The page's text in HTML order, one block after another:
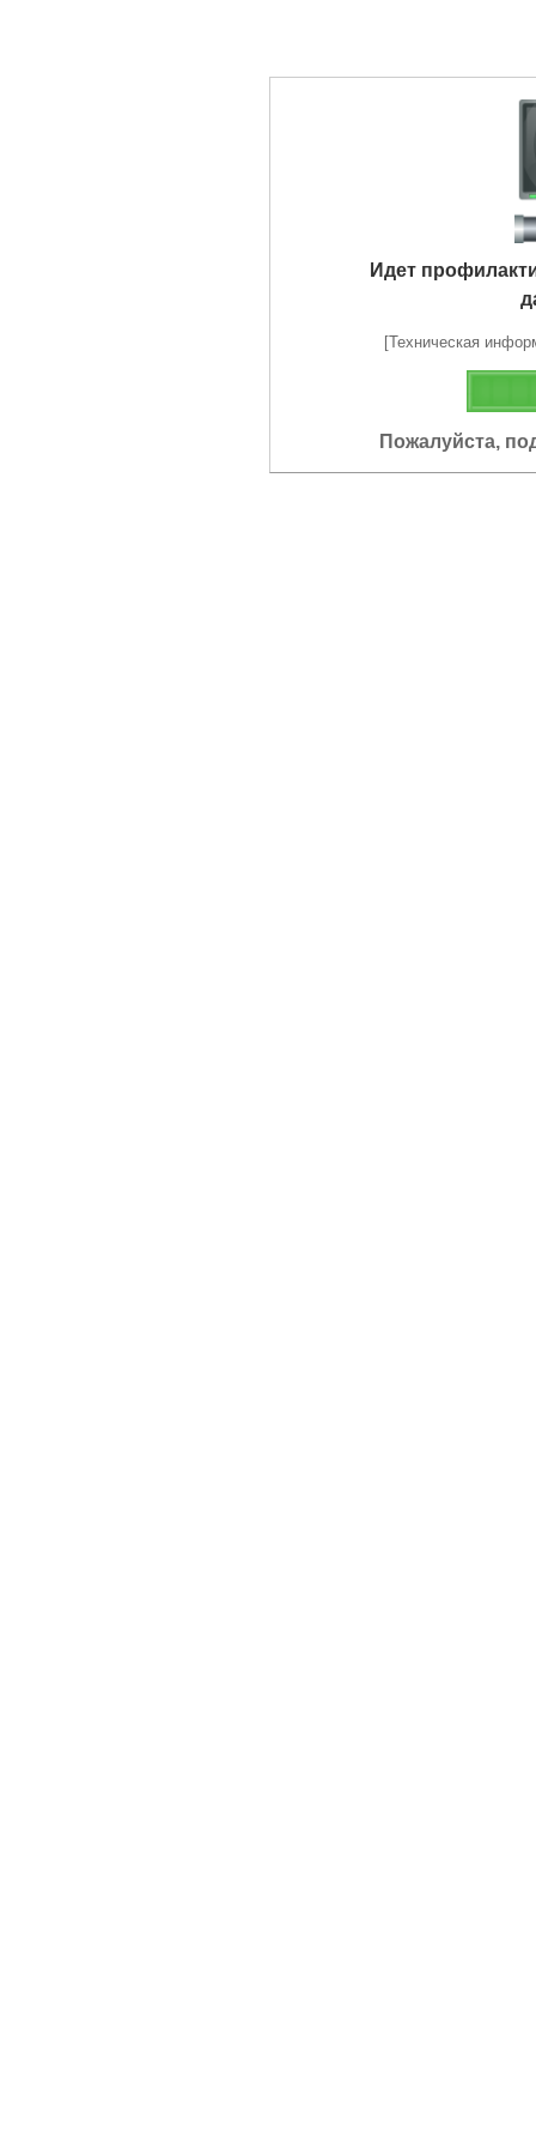
Идет
[Техническая
Пожалуйста,